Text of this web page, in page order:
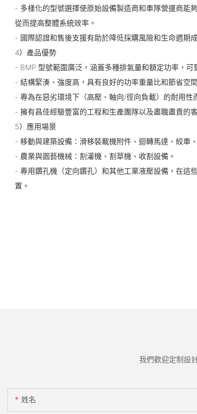
- 多樣化的型號選擇使原始設備製造商和車隊營運商能
從而提高整體系統效率。
- 國際認證和售後支援有助於降低採購風險和生命週期
4）產品優勢
- BMP 型號範圍廣泛，涵蓋多種排氣量和額定功率，可
- 結構緊湊、強度高，具有良好的功率重量比和節省空
- 專為在惡劣環境下（高壓、軸向/徑向負載）的耐用性
- 擁有昌佳經驗豐富的工程和生產團隊以及盡職盡責的
5）應用場景
- 移動與建築設備：滑移裝載機附件、迴轉馬達、絞車
- 農業與園藝機械：割灌機、割草機、收割設備。
- 專用鑽孔機（定向鑽孔）和其他工業液壓設備，在這
置。
我們歡迎定制設
姓名